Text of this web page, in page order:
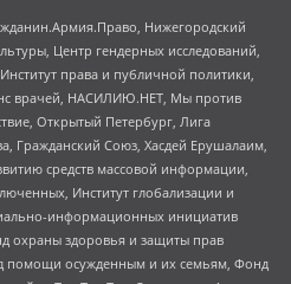
Нижегородский
Центр гендерных исследований,
права и публичной политики,
врачей, НАСИЛИЮ.НЕТ, Мы против
Открытый Петербург, Лига
Гражданский Союз, Хасдей Ерушалаим,
средств массовой информации,
Институт глобализации и
информационных инициатив
охраны здоровья и защиты прав
помощи осужденным и их семьям, Фонд